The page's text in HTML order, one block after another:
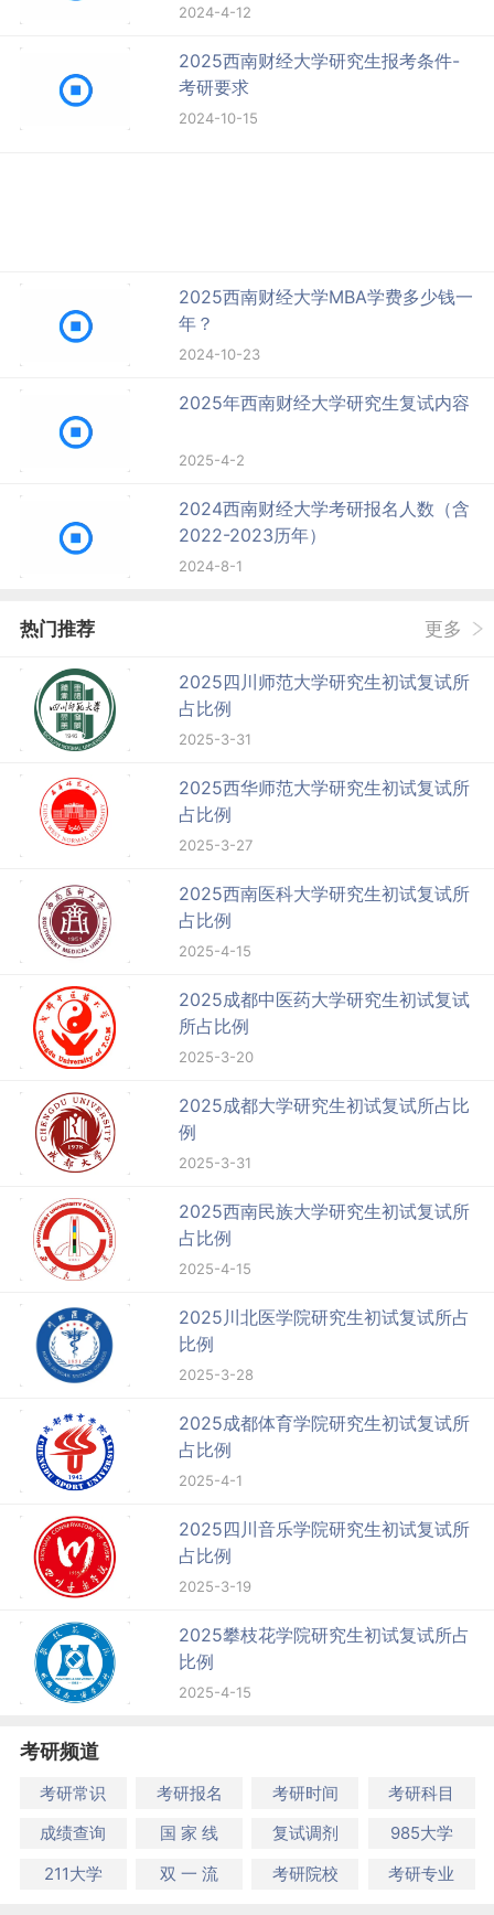
2024-4-12
2025西南财经大学研究生报考条件-
考研要求
2024-10-15
2025西南财经大学MBA学费多少钱一
年？
2024-10-23
2025年西南财经大学研究生复试内容
2025-4-2
2024西南财经大学考研报名人数（含
2022-2023历年）
2024-8-1
热门推荐 更多
2025四川师范大学研究生初试复试所
占比例
2025-3-31
2025西华师范大学研究生初试复试所
占比例
2025-3-27
2025西南医科大学研究生初试复试所
占比例
2025-4-15
2025成都中医药大学研究生初试复试
所占比例
2025-3-20
2025成都大学研究生初试复试所占比
例
2025-3-31
2025西南民族大学研究生初试复试所
占比例
2025-4-15
2025川北医学院研究生初试复试所占
比例
2025-3-28
2025成都体育学院研究生初试复试所
占比例
2025-4-1
2025四川音乐学院研究生初试复试所
占比例
2025-3-19
2025攀枝花学院研究生初试复试所占
比例
2025-4-15
考研频道
考研常识 考研报名 考研时间
考研科目
成绩查询
国 家 线 复试调剂
985大学
211大学
双 一 流 考研院校 考研专业